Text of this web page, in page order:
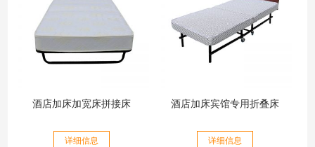
酒店加床加宽床拼接床
详细信息
酒店加床宾馆专用折叠床
详细信息